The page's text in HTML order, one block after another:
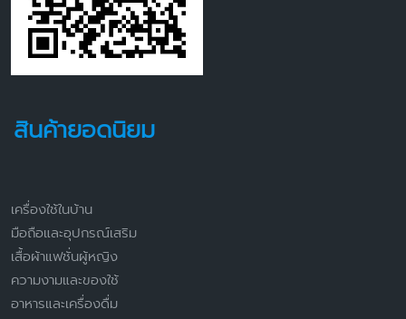
สินค้ายอดนิยม
เครื่องใช้ในบ้าน
มือถือและอุปกรณ์เสริม
เสื้อผ้าแฟชั่นผู้หญิง
ความงามและของใช้
อาหารและเครื่องดื่ม